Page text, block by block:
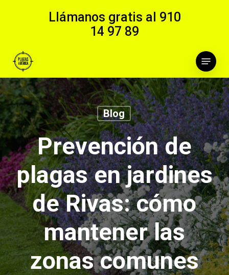
content
Llámanos gratis al 910
14 97 89
Menu
Blog
Prevención de
plagas en jardines
de Rivas: cómo
mantener las
zonas comunes